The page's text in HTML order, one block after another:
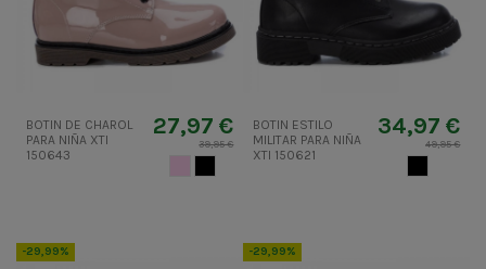
BOTIN DE CHAROL
PARA NIÑA XTI
150643
27,97 €
39,95 €
BOTIN ESTILO
MILITAR PARA NIÑA
XTI 150621
34,97 €
49,95 €
-29,99% -29,99%